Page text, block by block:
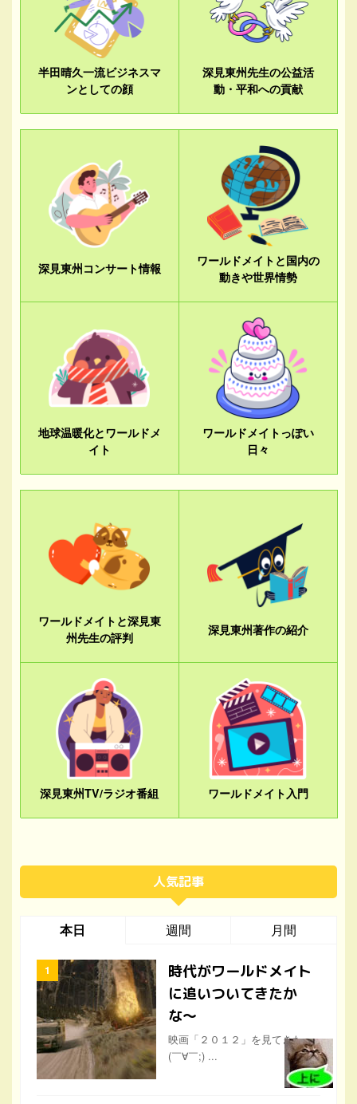
半田晴久一流ビジネスマ
ンとしての顔
深見東州先生の公益活
動・平和への貢献
深見東州コンサート情報
ワールドメイトと国内の
動きや世界情勢
地球温暖化とワールドメ
イト
ワールドメイトっぽい
日々
ワールドメイトと深見東
州先生の評判
深見東州著作の紹介
深見東州TV/ラジオ番組 ワールドメイト入門
人気記事
本日 週間 月間
時代がワールドメイト
に追いついてきたか
な〜
映画「２０１２」を見てきた。
(￣∀￣;) ...